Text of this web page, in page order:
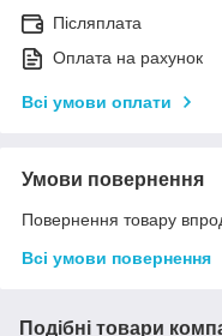
Післяплата
Оплата на рахунок
Всі умови оплати
Умови повернення
Повернення товару
Всі умови повернення
Подібні товари